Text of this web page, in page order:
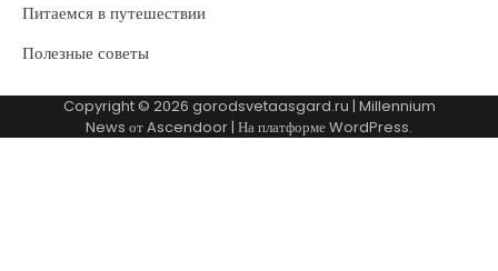
Питаемся в путешествии
Полезные советы
Copyright © 2026 gorodsvetaasgard.ru | Millennium
News отAscendoor | На платформеWordPress.